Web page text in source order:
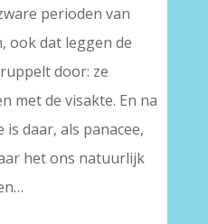
perioden van
ook dat leggen de
door: ze
met de visakte. En na
daar, als panacee,
het ons natuurlijk